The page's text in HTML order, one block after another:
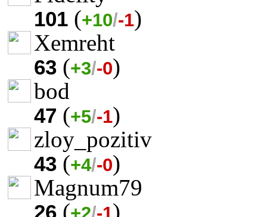
101 (+10/-1)
Xemreht
63 (+3/-0)
bod
47 (+5/-1)
zloy_pozitiv
43 (+4/-0)
Magnum79
26 (
)